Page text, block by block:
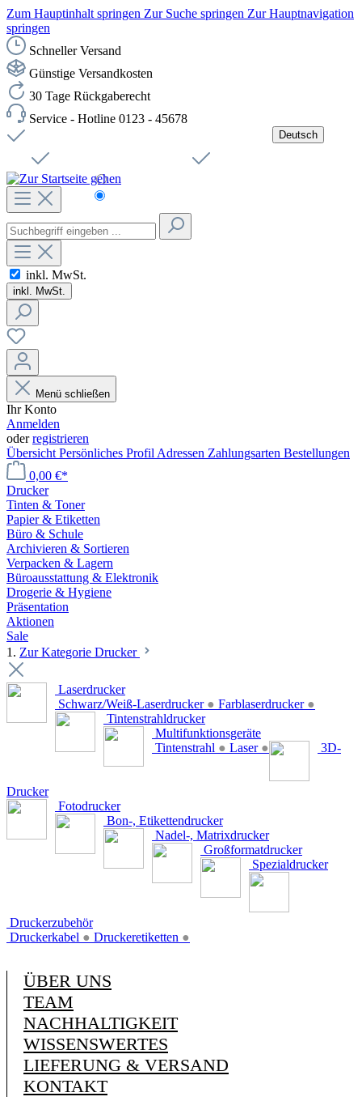
Zum Hauptinhalt springen Zur Suche springen Zur Hauptnavigation
springen
Schneller Versand
Günstige Versandkosten
30 Tage Rückgaberecht
Service - Hotline 0123 - 45678
Deutsch
Čeština
inkl. MwSt.
inkl. MwSt.
Menü schließen
Ihr Konto
Anmelden
oderregistrieren
Übersicht Persönliches Profil Adressen Zahlungsarten Bestellungen
0,00 €*
Drucker
Tinten & Toner
Papier & Etiketten
Büro & Schule
Archivieren & Sortieren
Verpacken & Lagern
Büroausstattung & Elektronik
Drogerie & Hygiene
Präsentation
Aktionen
Sale
1. Zur Kategorie Drucker
Laserdrucker
Schwarz/Weiß-Laserdrucker ● Farblaserdrucker ●
Tintenstrahldrucker
Multifunktionsgeräte
Tintenstrahl ● Laser ● 3D-
Drucker
Fotodrucker
Bon-, Etikettendrucker
Nadel-, Matrixdrucker
Großformatdrucker
Spezialdrucker
Druckerzubehör
Druckerkabel ● Druckeretiketten ●
ÜBER UNS
TEAM
NACHHALTIGKEIT
WISSENSWERTES
LIEFERUNG & VERSAND
KONTAKT